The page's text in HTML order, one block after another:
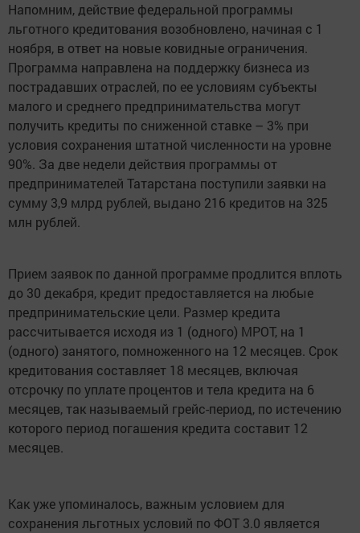
Напомним, действие федеральной программы
льготного кредитования возобновлено, начиная с 1
ноября, в ответ на новые ковидные ограничения.
Программа направлена на поддержку бизнеса из
пострадавших отраслей, по ее условиям субъекты
малого и среднего предпринимательства могут
получить кредиты по сниженной ставке – 3% при
условия сохранения штатной численности на уровне
90%. За две недели действия программы от
предпринимателей Татарстана поступили заявки на
сумму 3,9 млрд рублей, выдано 216 кредитов на 325
млн рублей.
Прием заявок по данной программе продлится вплоть
до 30 декабря, кредит предоставляется на любые
предпринимательские цели. Размер кредита
рассчитывается исходя из 1 (одного) МРОТ, на 1
(одного) занятого, помноженного на 12 месяцев. Срок
кредитования составляет 18 месяцев, включая
отсрочку по уплате процентов и тела кредита на 6
месяцев, так называемый грейс-период, по истечению
которого период погашения кредита составит 12
месяцев.
Как уже упоминалось, важным условием для
сохранения льготных условий по ФОТ 3.0 является